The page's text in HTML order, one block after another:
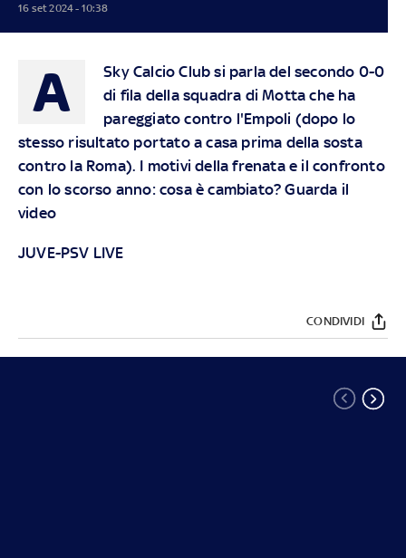
16 set 2024 - 10:38
A
Sky Calcio Club si parla del secondo 0-0
di fila della squadra di Motta che ha
pareggiato contro l'Empoli (dopo lo
stesso risultato portato a casa prima della sosta
contro la Roma). I motivi della frenata e il confronto
con lo scorso anno: cosa è cambiato? Guarda il
video
JUVE-PSV LIVE
CONDIVIDI